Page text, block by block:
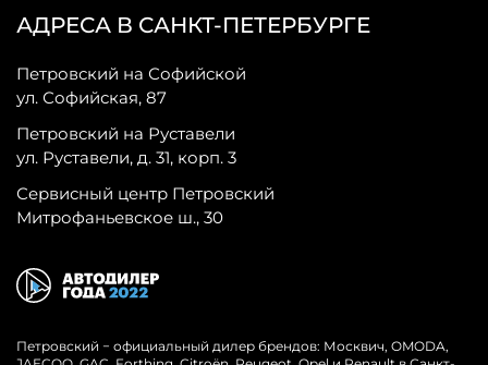
АДРЕСА В САНКТ-ПЕТЕРБУРГЕ
Петровский на Софийской
ул. Софийская, 87
Петровский на Руставели
ул. Руставели, д. 31, корп. 3
Сервисный центр Петровский
Митрофаньевское ш., 30
Петровский − официальный дилер брендов: Москвич, OMODA,